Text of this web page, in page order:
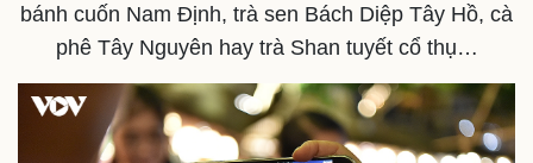
bánh cuốn Nam Định, trà sen Bách Diệp Tây Hồ, cà
phê Tây Nguyên hay trà Shan tuyết cổ thụ…